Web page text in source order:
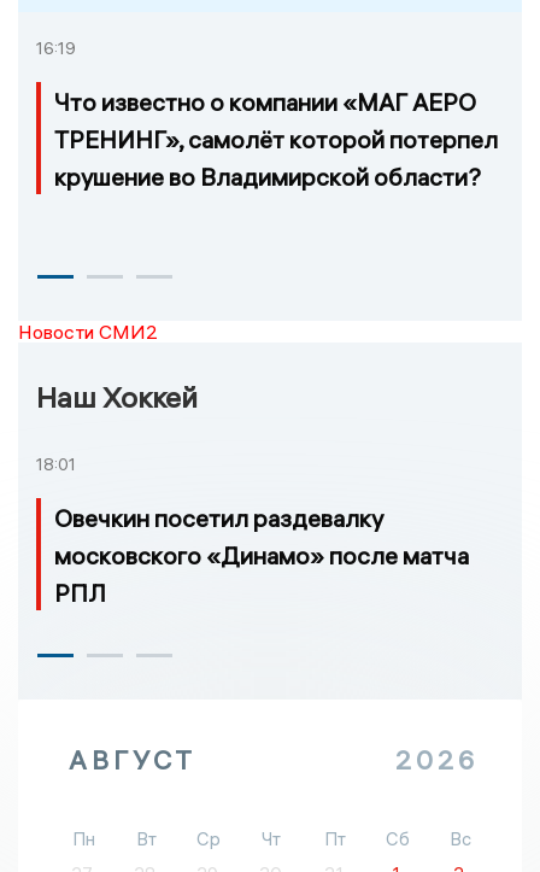
16:19
Что известно о компании «МАГ АЕРО
ТРЕНИНГ», самолёт которой потерпел
крушение во Владимирской области?
Новости СМИ2
Наш Хоккей
18:01
Овечкин посетил раздевалку
московского «Динамо» после матча
РПЛ
АВГУСТ 2026
Пн Вт Ср Чт Пт Сб
Вс